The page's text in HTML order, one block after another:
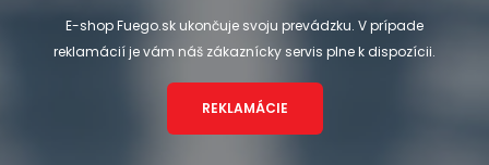
E-shop Fuego.sk ukončuje svoju prevádzku. V prípade
reklamácií je vám náš zákaznícky servis plne k dispozícii.
REKLAMÁCIE